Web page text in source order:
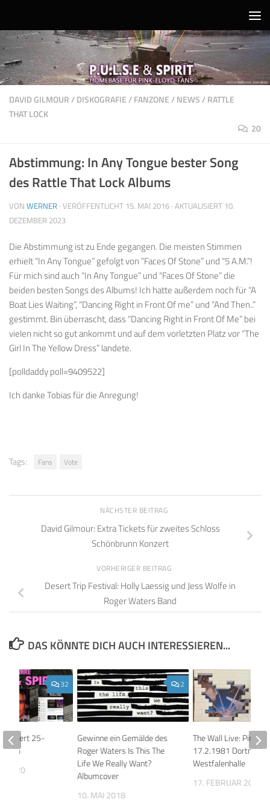
DAVID GILMOUR/DISKOGRAFIE/FANZONE/NEWS/RATTLE
THAT LOCK
20
Abstimmung: In Any Tongue bester Song
des Rattle That Lock Albums
VON WERNER · VERÖFFENTLICHT 15. MAI 2016 · AKTUALISIERT 10.
DEZEMBER 2023
Die Abstimmung ist zu Ende gegangen. Die meisten Stimmen
erhielt “In Any Tongue” gefolgt von “Faces Of Stone” und “5 A.M.”!
Für mich sind auch “In Any Tongue” und “Faces Of Stone” die
beiden besten Songs des Albums! Ich hatte außerdem noch für “A
Boat Lies Waiting”, “Dancing Right in Front Of me” und “And Then..”
gestimmt. Bin überrascht, dass “Dancing Right in Front Of Me” bei
vielen nicht so gut ankommt und auf dem vorletzten Platz vor “The
Girl In The Yellow Dress” landete.
[polldaddy poll=9409522]
Ich danke Tobias für die Anregung!
Tags: Fans Vote
NÄCHSTER BEITRAG
David Gilmour: Extra Tickets für zweites Schloss
Schönbrunn Konzert
VORHERIGER BEITRAG
Desert Trip Festival: Holly Laessig und Jess Wolfe in
Roger Waters Band
DAS KÖNNTE DICH AUCH INTERESSIEREN...
2
Gewinne ein Gemälde des
Roger Waters Is This The
Life We Really Want?
Albumcover
10. MAI 2018
The Wall Live: Pink
17.2.1981 Dortmund,
Westfalenhalle
17. FEBRUAR 2026
32
feiert 25-
2020